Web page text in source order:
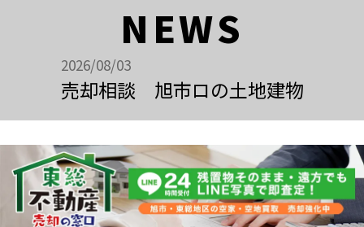
NEWS
2026/08/03
売却相談 旭市ロの土地建物